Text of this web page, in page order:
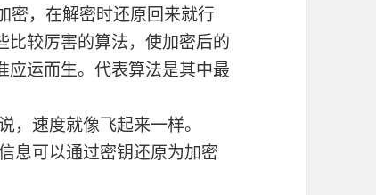
密，在解密时还原回来就行
比较厉害的算法，使加密后的
应运而生。代表算法是其中最
速度就像飞起来一样。
息可以通过密钥还原为加密